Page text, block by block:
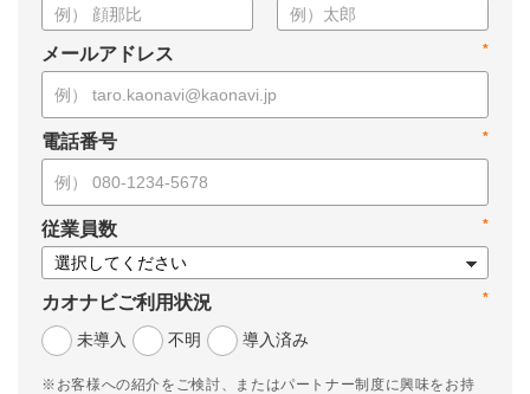
*
メールアドレス
*
電話番号
*
従業員数
*
カオナビご利用状況
未導入
不明 導入済み
※お客様への紹介をご検討、またはパートナー制度に興味をお持